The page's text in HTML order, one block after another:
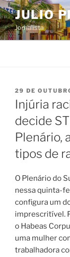
Pular
para
o
conteúdo
JULIO
Jornalista
PUBLICADO
EM
29 DE
Injúria
decide
Plenário,
tipos de
O Plenário do
nessa quinta-
configura um
imprescritível.
o Habeas
uma mulher
trabalhadora